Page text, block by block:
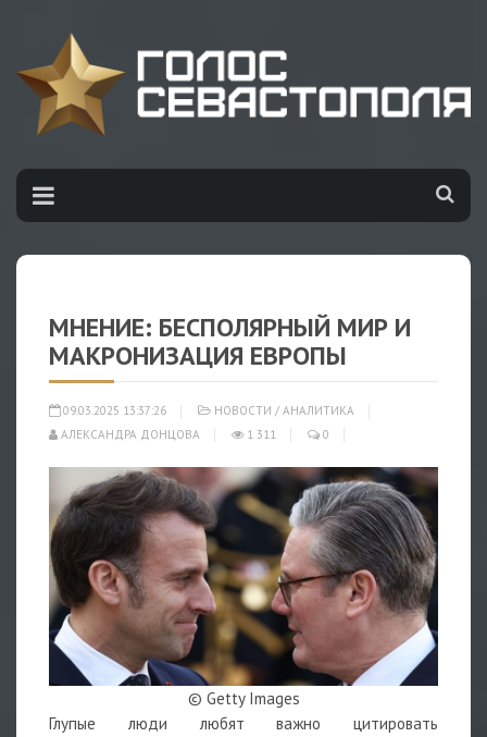
МНЕНИЕ: БЕСПОЛЯРНЫЙ МИР И
МАКРОНИЗАЦИЯ ЕВРОПЫ
09.03.2025 13:37:26 НОВОСТИ / АНАЛИТИКА
АЛЕКСАНДРА ДОНЦОВА
1 311 0
© Getty Images
Глупые люди любят важно цитировать